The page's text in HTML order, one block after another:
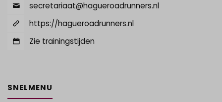
secretariaat@hagueroadrunners.nl
https://hagueroadrunners.nl
Zie trainingstijden
SNELMENU